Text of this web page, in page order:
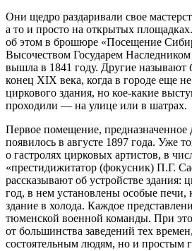
Они щедро раздаривали свое
а то и просто на открытых
об этом в брошюре «Посещение
Высочеством Государем
вышла в 1841 году. Другие называют
конец XIX века, когда в городе еще
циркового здания, но кое-какие
проходили — на улице или в шатрах.
Первое помещение, предназначенное
появилось в августе 1897 года. Уже
о гастролях цирковых артистов, в
«престидижитатор (фокусник) П.Г.
рассказывают об устройстве здания:
год, в нем установлены особые печи,
здание в холода. Каждое
тюменской военной команды. При
от большинства заведений тех
состоятельным людям, но и простым